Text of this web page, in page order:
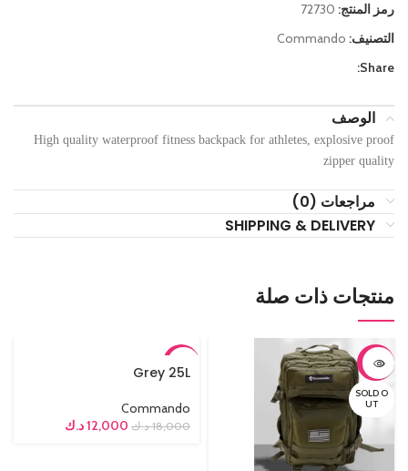
رمز المنتج: 72730
التصنيف: Commando
Share:
الوصف
High quality waterproof fitness backpack for athletes, explosive proof
zipper quality
مراجعات (0)
SHIPPING & DELIVERY
منتجات ذات صلة
-30%
SOLD O
UT
UT
Grey 25L
Commando
18,000 د.ك 12,000د.ك